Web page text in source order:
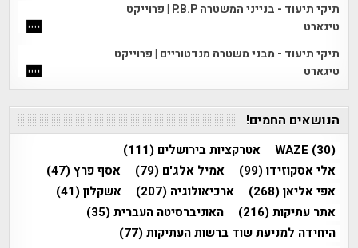
תיקי תיעוד - בנייני המשטרה P.B.P | פרוייקט
טיגארט
תיקי תיעוד - מבני משטרה מנדטוריים | פרוייקט
טיגארט
הנושאים החמים!
WAZE (30) אטרקציות בירושלים (111)
אלי אסקוזידו(99) אמיל אלג'ם (79) אסף פרץ(47)
אפי אליאן(268) ארכיאולוגיה (207) אשקלון(41)
אתר עתיקות(216) האוניברסיטה העברית(35)
היחידה למניעת שוד ברשות העתיקות(77)